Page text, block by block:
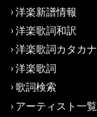
洋楽新譜情報
洋楽歌詞和訳
洋楽歌詞カタカナ
洋楽歌詞
歌詞検索
アーティスト一覧